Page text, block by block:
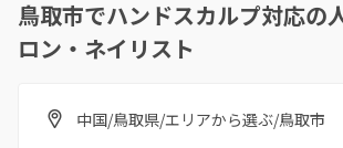
鳥取市でハンドスカルプ対応の
ロン・ネイリスト
中国/鳥取県/エリアから選ぶ/鳥取市